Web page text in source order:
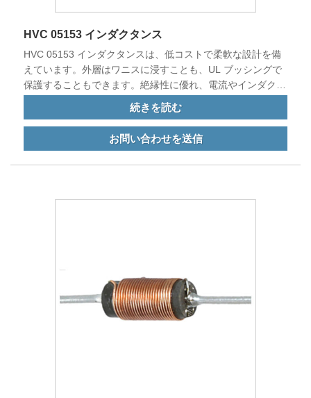
HVC 05153 インダクタンス
HVC 05153 インダクタンスは、低コストで柔軟な設計を備
えています。外層はワニスに浸すことも、UL ブッシングで
保護することもできます。絶縁性に優れ、電流やインダクタ
ンスの変化に対して非常に安定しています。
続きを読む
お問い合わせを送信